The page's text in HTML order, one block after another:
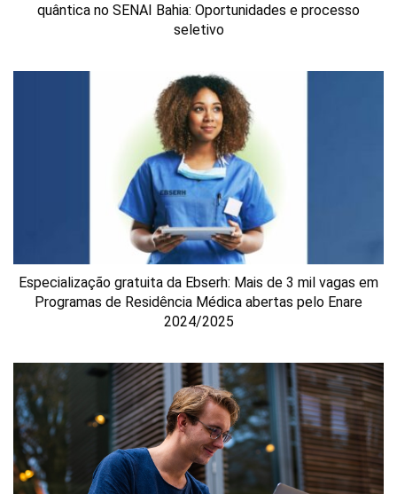
quântica no SENAI Bahia: Oportunidades e processo
seletivo
Especialização gratuita da Ebserh: Mais de 3 mil vagas em
Programas de Residência Médica abertas pelo Enare
2024/2025